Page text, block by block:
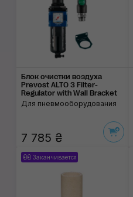
Блок очистки воздуха
Prevost ALTO 3 Filter-
Regulator with Wall Bracket
Для пневмооборудования
7 785 ₴
Заканчивается